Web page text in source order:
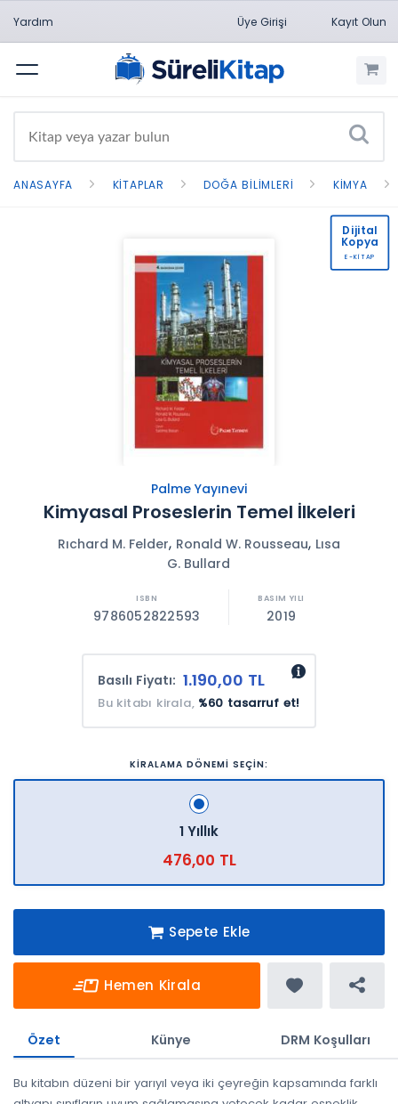
Yardım Üye Girişi Kayıt Olun
Menü
ANASAYFA KITAPLAR DOĞA BILIMLERI KIMYA
Palme Yayınevi
Kimyasal Proseslerin Temel İlkeleri
Rıchard M. Felder, Ronald W. Rousseau, Lısa
G. Bullard
9786052822593 2019
Basılı Fiyatı: 1.190,00 TL
Bu kitabı kirala, %60 tasarruf et!
KİRALAMA DÖNEMİ SEÇİN:
1 Yıllık
476,00 TL
Sepete Ekle
Hemen Kirala
Özet Künye DRM Koşulları
Bu kitabın düzeni bir yarıyıl veya iki çeyreğin kapsamında farklı
Dijital
Kopya
E-KİTAP